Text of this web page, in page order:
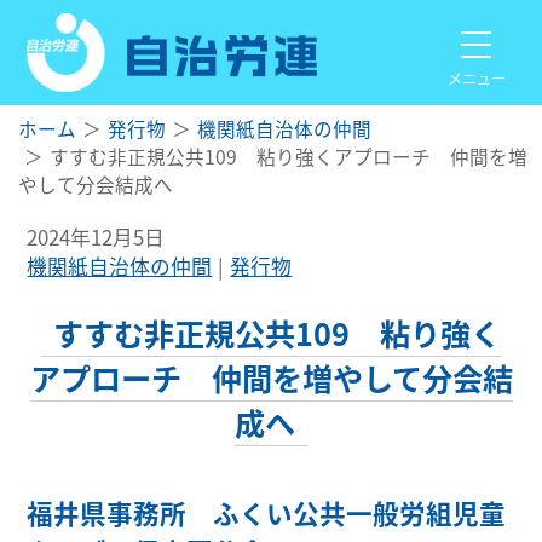
メニュー
ホーム 発行物
機関紙自治体の仲間
すすむ非正規公共109 粘り強くアプローチ 仲間を増
やして分会結成へ
2024年12月5日
機関紙自治体の仲間
発行物
すすむ非正規公共109 粘り強く
アプローチ 仲間を増やして分会結
成へ
福井県事務所 ふくい公共一般労組児童